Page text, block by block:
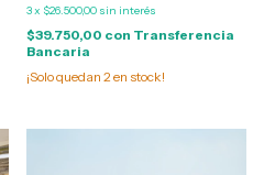
3x $26.500,00 sin interés
$39.750,00 con Transferencia
Bancaria
¡Solo quedan 2en stock!